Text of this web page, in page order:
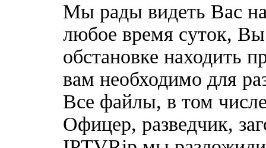
Мы рады видеть Вас
любое время суток,
обстановке находить
вам необходимо для
Все файлы, в том
Офицер, разведчик,